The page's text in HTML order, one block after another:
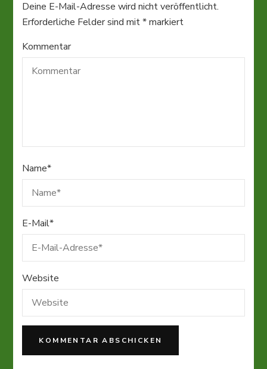
Deine E-Mail-Adresse wird nicht veröffentlicht.
Erforderliche Felder sind mit*markiert
Kommentar
Name*
E-Mail*
Website